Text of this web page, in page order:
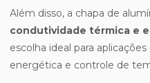
Além disso, a chapa de
condutividade térmica e
escolha ideal para
energética e controle de